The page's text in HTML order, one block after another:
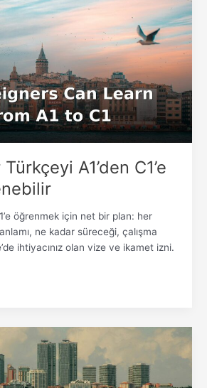
A1’den C1’e
öğrenmek için net bir plan: her
ne kadar süreceği, çalışma
ihtiyacınız olan vize ve ikamet izni.